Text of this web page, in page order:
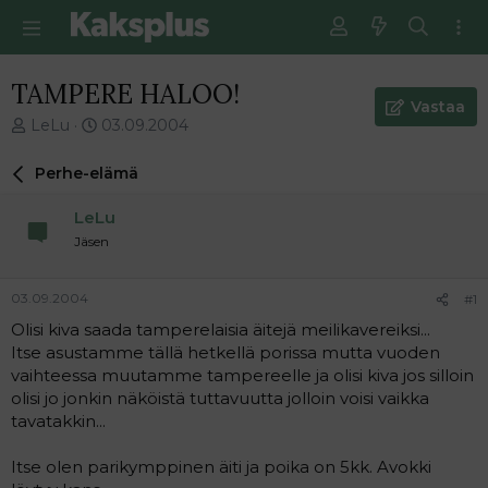
TAMPERE HALOO!
V
e
i
t
u
n
a
l
o
t
LeLu
E
s
m
ä
n
v
e
03.09.2004
Vastaa
Perhe-elämä
LeLu
Jäsen
03.09.2004 #1
Olisi kiva saada tamperelaisia äitejä meilikavereiksi...
Itse asustamme tällä hetkellä porissa mutta vuoden
vaihteessa muutamme tampereelle ja olisi kiva jos silloin
olisi jo jonkin näköistä tuttavuutta jolloin voisi vaikka
tavatakkin...
Itse olen parikymppinen äiti ja poika on 5kk. Avokki